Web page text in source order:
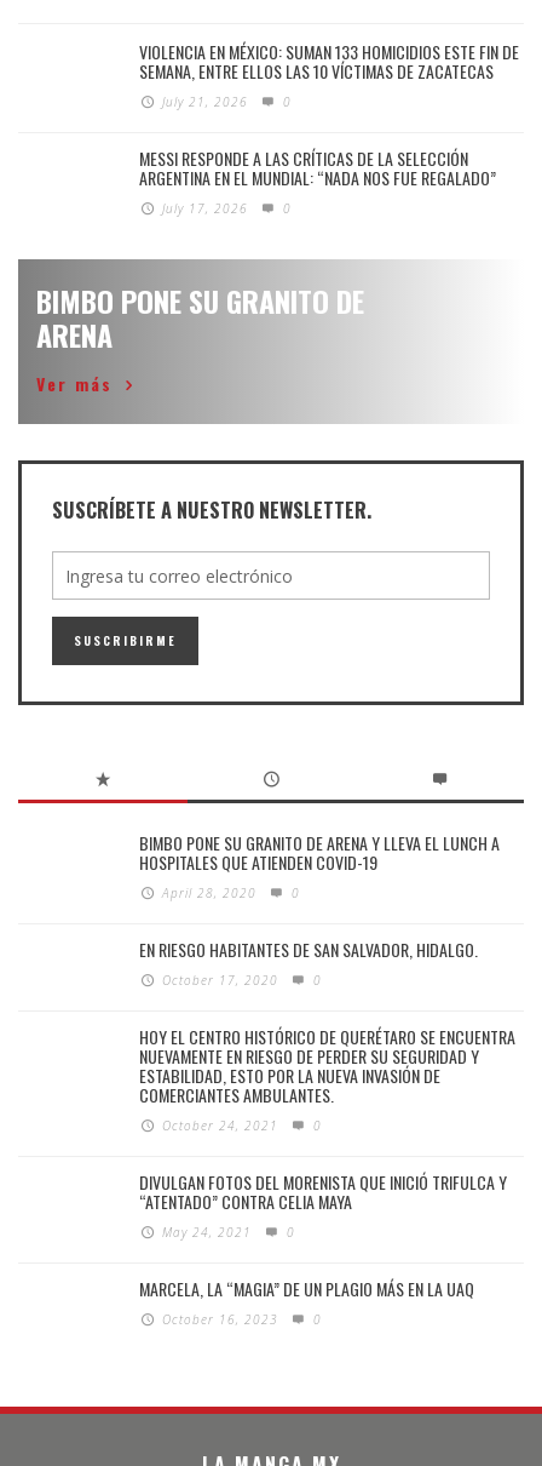
VIOLENCIA EN MÉXICO: SUMAN 133 HOMICIDIOS ESTE FIN DE
SEMANA, ENTRE ELLOS LAS 10 VÍCTIMAS DE ZACATECAS
July 21, 2026 0
MESSI RESPONDE A LAS CRÍTICAS DE LA SELECCIÓN
ARGENTINA EN EL MUNDIAL: “NADA NOS FUE REGALADO”
July 17, 2026 0
BIMBO PONE SU GRANITO DE
ARENA
Ver más
SUSCRÍBETE A NUESTRO NEWSLETTER.
BIMBO PONE SU GRANITO DE ARENA Y LLEVA EL LUNCH A
HOSPITALES QUE ATIENDEN COVID-19
April 28, 2020 0
EN RIESGO HABITANTES DE SAN SALVADOR, HIDALGO.
October 17, 2020 0
HOY EL CENTRO HISTÓRICO DE QUERÉTARO SE ENCUENTRA
NUEVAMENTE EN RIESGO DE PERDER SU SEGURIDAD Y
ESTABILIDAD, ESTO POR LA NUEVA INVASIÓN DE
COMERCIANTES AMBULANTES.
October 24, 2021 0
DIVULGAN FOTOS DEL MORENISTA QUE INICIÓ TRIFULCA Y
“ATENTADO” CONTRA CELIA MAYA
May 24, 2021 0
MARCELA, LA “MAGIA” DE UN PLAGIO MÁS EN LA UAQ
October 16, 2023 0